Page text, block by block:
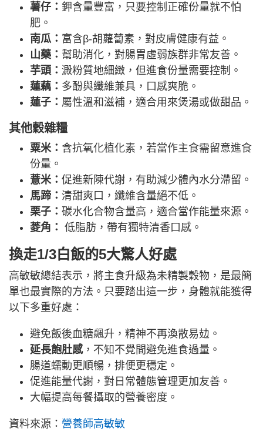
薯仔： 鉀含量豐富，只要控制正確份量就不怕
肥。
南瓜： 富含β-胡蘿蔔素，對皮膚健康有益。
山藥： 幫助消化，對腸胃虛弱族群非常友善。
芋頭： 澱粉質地細緻，但進食份量需要控制。
蓮藕： 多酚與纖維兼具，口感爽脆。
蓮子： 屬性溫和滋補，適合用來煲湯或做甜品。
其他穀雜糧
粟米： 含抗氧化植化素，若當作主食需留意進食
份量。
薏米： 促進新陳代謝，有助減少體內水分滯留。
馬蹄： 清甜爽口，纖維含量絕不低。
栗子： 碳水化合物含量高，適合當作能量來源。
菱角： 低脂肪，帶有獨特清香口感。
換走1/3白飯的5大驚人好處
高敏敏總結表示，將主食升級為未精製穀物，是最簡
單也最實際的方法。只要踏出這一步，身體就能獲得
以下多重好處：
避免飯後血糖飆升，精神不再渙散易攰。
延長飽肚感，不知不覺間避免進食過量。
腸道蠕動更順暢，排便更穩定。
促進能量代謝，對日常體態管理更加友善。
大幅提高每餐攝取的營養密度。
資料來源： 營養師高敏敏